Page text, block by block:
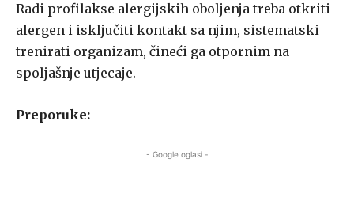
Radi profilakse alergijskih oboljenja treba otkriti
alergen i isključiti kontakt sa njim, sistematski
trenirati organizam, čineći ga otpornim na
spoljašnje utjecaje.
Preporuke:
- Google oglasi -